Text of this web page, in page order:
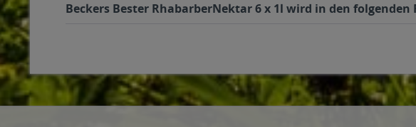
Beckers Bester RhabarberNektar 6 x 1l wird in den